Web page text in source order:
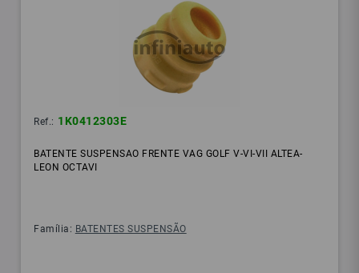
Ref.: 1K0412303E
BATENTE SUSPENSAO FRENTE VAG GOLF V-VI-VII ALTEA-
LEON OCTAVI
Família: BATENTES SUSPENSÃO